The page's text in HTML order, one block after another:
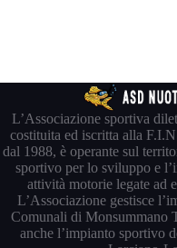
L’Associazione sportiva
costituita ed iscritta alla
dal 1988, è operante sul
sportivo per lo sviluppo e
attività motorie legate ad
L’Associazione gestisce
Comunali di Monsummano
anche l’impianto sportivo